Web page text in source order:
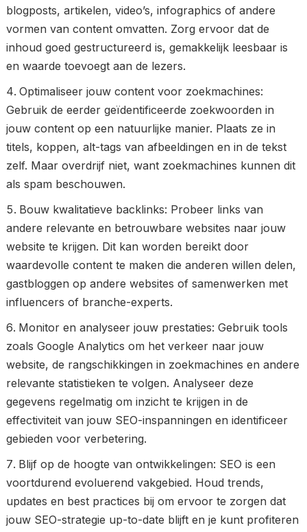
blogposts, artikelen, video’s, infographics of andere
vormen van content omvatten. Zorg ervoor dat de
inhoud goed gestructureerd is, gemakkelijk leesbaar is
en waarde toevoegt aan de lezers.
Optimaliseer jouw content voor zoekmachines:
Gebruik de eerder geïdentificeerde zoekwoorden in
jouw content op een natuurlijke manier. Plaats ze in
titels, koppen, alt-tags van afbeeldingen en in de tekst
zelf. Maar overdrijf niet, want zoekmachines kunnen dit
als spam beschouwen.
Bouw kwalitatieve backlinks: Probeer links van
andere relevante en betrouwbare websites naar jouw
website te krijgen. Dit kan worden bereikt door
waardevolle content te maken die anderen willen delen,
gastbloggen op andere websites of samenwerken met
influencers of branche-experts.
Monitor en analyseer jouw prestaties: Gebruik tools
zoals Google Analytics om het verkeer naar jouw
website, de rangschikkingen in zoekmachines en andere
relevante statistieken te volgen. Analyseer deze
gegevens regelmatig om inzicht te krijgen in de
effectiviteit van jouw SEO-inspanningen en identificeer
gebieden voor verbetering.
Blijf op de hoogte van ontwikkelingen: SEO is een
voortdurend evoluerend vakgebied. Houd trends,
updates en best practices bij om ervoor te zorgen dat
jouw SEO-strategie up-to-date blijft en je kunt profiteren